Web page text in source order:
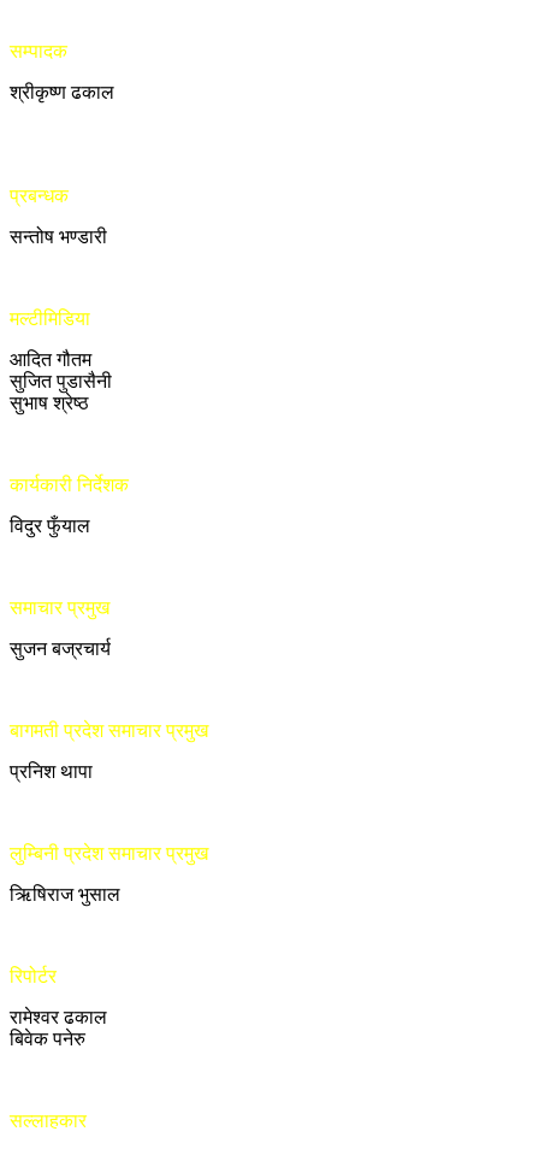
सम्पादक
श्रीकृष्ण ढकाल
प्रबन्धक
सन्तोष भण्डारी
मल्टीमिडिया
आदित गौतम
सुजित पुडासैनी
सुभाष श्रेष्ठ
कार्यकारी निर्देशक
विदुर फुँयाल
समाचार प्रमुख
सुजन बज्रचार्य
बागमती प्रदेश समाचार प्रमुख
प्रनिश थापा
लुम्बिनी प्रदेश समाचार प्रमुख
ऋिषिराज भुसाल
रिपोर्टर
रामेश्वर ढकाल
बिवेक पनेरु
सल्लाहकार